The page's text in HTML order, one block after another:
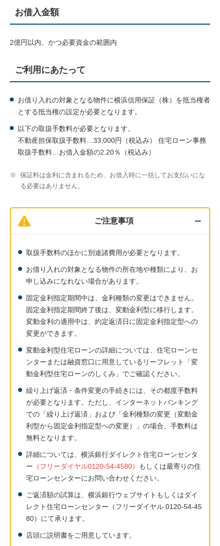
お借入金額
2億円以内、かつ必要資金の範囲内
ご利用にあたって
お借り入れの対象となる物件に横浜信用保証（株）を抵当権者
とする抵当権の設定が必要となります。
以下の取扱手数料が必要となります。
不動産担保取扱手数料…33,000円（税込み） 住宅ローン事務
取扱手数料…お借入金額の2.20％（税込み）
※
保証料は金利に含まれるため、お借入時に一括してお支払いにな
る必要はありません。
ご注意事項
取扱手数料のほかに別途諸費用が必要となります。
お借り入れの対象となる物件の所在地や種類により、お
申し込みになれない場合があります。
固定金利指定期間中は、金利種類の変更はできません。
固定金利指定期間終了後は、変動金利型に移行します。
変動金利の適用中は、約定返済日に固定金利指定型への
変更ができます。
変動金利型住宅ローンの詳細については、住宅ローンセ
ンターまたは融資窓口に用意しているリーフレット「変
動金利型住宅ローンのしくみ」でご確認ください。
繰り上げ返済・条件変更の手続きには、その都度手数料
が必要となります。ただし、インターネットバンキング
での「繰り上げ返済」および「金利種類の変更（変動金
利型から固定金利指定型への変更）」の場合、手数料は
無料となります。
詳細については、横浜銀行ダイレクト住宅ローンセンタ
ー （フリーダイヤル0120-54-4580）
もしくは最寄りの住
宅ローンセンターにお問い合わせください。
ご返済額の試算は、横浜銀行ウェブサイトもしくはダイ
レクト住宅ローンセンター（フリーダイヤル 0120-54-45
80）にて承ります。
店頭に説明書をご用意しています。